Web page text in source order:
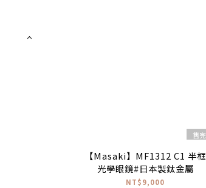
售完
【Masaki】MF1312 C1 半框
光學眼鏡#日本製鈦金屬
NT$9,000